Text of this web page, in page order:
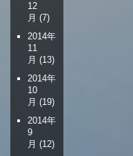
12
月 (7)
2014年
11
月 (13)
2014年
10
月 (19)
2014年
9
月 (12)